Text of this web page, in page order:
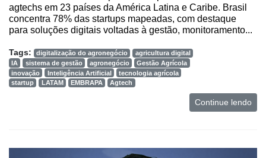
agtechs em 23 países da América Latina e Caribe. Brasil
concentra 78% das startups mapeadas, com destaque
para soluções digitais voltadas à gestão, monitoramento...
Tags: digitalização do agronegócio
agricultura digital
IA
sistema de gestão agronegócio
Gestão Agrícola
inovação
Inteligência Artificial
tecnologia agrícola
startup
LATAM EMBRAPA Agtech
Continue lendo